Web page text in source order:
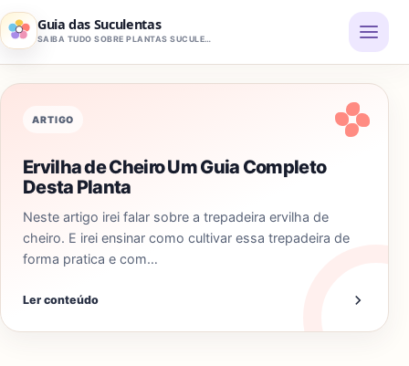
Pular para o conteúdo
Guia das Suculentas
SAIBA TUDO SOBRE PLANTAS SUCULENTAS
ARTIGO
Ervilha de Cheiro Um Guia Completo
Desta Planta
Neste artigo irei falar sobre a trepadeira ervilha de
cheiro. E irei ensinar como cultivar essa trepadeira de
forma pratica e com…
Ler conteúdo